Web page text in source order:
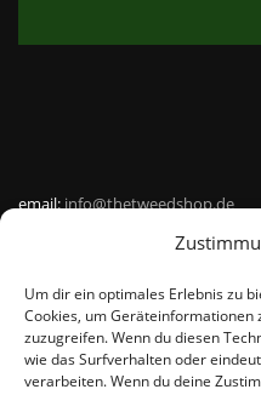
Um dir ein optimales Erlebnis zu
Cookies, um
zuzugreifen. Wenn du diesen
wie das Surfverhalten oder
verarbeiten. Wenn du deine
email:info@thetweedshop.de
Kvk Nummer: 88959732
MWSnr: NL864836247B01